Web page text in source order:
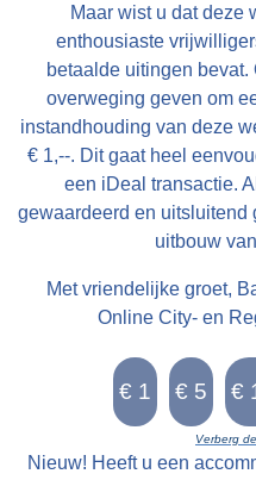
Maar wist u dat deze
enthousiaste
betaalde uitingen
overweging geven om
instandhouding van deze
€ 1,--. Dit gaat heel
een iDeal transactie.
gewaardeerd en uitsluitend
uitbouw
Met vriendelijke groet,
Online City- en
Verberg
Nieuw! Heeft u een